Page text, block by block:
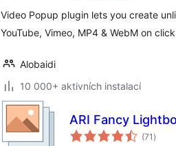
Video Popup plugin lets you create
YouTube, Vimeo, MP4 & WebM on
Alobaidi
10 000+ aktivních instalací
ARI Fancy
(71 )